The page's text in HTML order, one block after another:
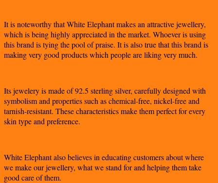
It is noteworthy that White Elephant makes an attractive jewellery,
which is being highly appreciated in the market. Whoever is using
this brand is tying the pool of praise. It is also true that this brand is
making very good products which people are liking very much.
Its jewelery is made of 92.5 sterling silver, carefully designed with
symbolism and properties such as chemical-free, nickel-free and
tarnish-resistant. These characteristics make them perfect for every
skin type and preference.
White Elephant also believes in educating customers about where
we make our jewellery, what we stand for and helping them take
good care of them.